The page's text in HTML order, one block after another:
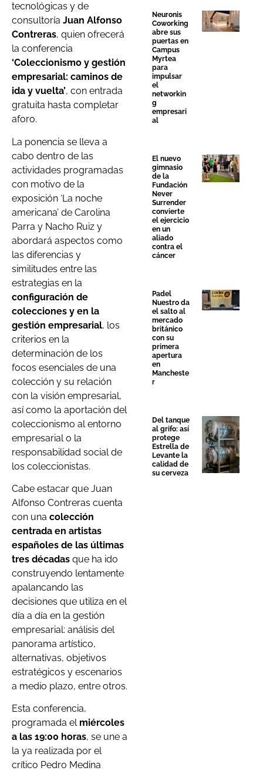
tecnológicas y de
consultoría Juan Alfonso
Contreras, quien ofrecerá
la conferencia
‘Coleccionismo y gestión
empresarial: caminos de
ida y vuelta’, con entrada
gratuita hasta completar
aforo.
La ponencia se lleva a
cabo dentro de las
actividades programadas
con motivo de la
exposición ‘La noche
americana’ de Carolina
Parra y Nacho Ruiz y
abordará aspectos como
las diferencias y
similitudes entre las
estrategias en la
configuración de
colecciones y en la
gestión empresarial, los
criterios en la
determinación de los
focos esenciales de una
colección y su relación
con la visión empresarial,
así como la aportación del
coleccionismo al entorno
empresarial o la
responsabilidad social de
los coleccionistas.
Cabe estacar que Juan
Alfonso Contreras cuenta
con una colección
centrada en artistas
españoles de las últimas
tres décadas que ha ido
construyendo lentamente
apalancando las
decisiones que utiliza en el
día a día en la gestión
empresarial: análisis del
panorama artístico,
alternativas, objetivos
estratégicos y escenarios
a medio plazo, entre otros.
Esta conferencia,
programada el miércoles
a las 19:00 horas, se une a
la ya realizada por el
crítico Pedro Medina
Neuronis
Coworking
abre sus
puertas en
Campus
Myrtea
para
impulsar
el
networkin
g
empresari
al
El nuevo
gimnasio
de la
Fundación
Never
Surrender
convierte
el ejercicio
en un
aliado
contra el
cáncer
Padel
Nuestro da
el salto al
mercado
británico
con su
primera
apertura
en
Mancheste
r
Del tanque
al grifo: así
protege
Estrella de
Levante la
calidad de
su cerveza